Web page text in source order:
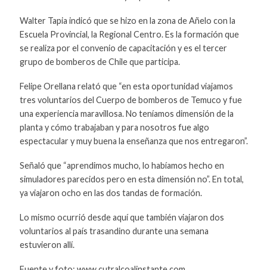
Walter Tapia indicó que se hizo en la zona de Añelo con la
Escuela Provincial, la Regional Centro. Es la formación que
se realiza por el convenio de capacitación y es el tercer
grupo de bomberos de Chile que participa.
Felipe Orellana relató que “en esta oportunidad viajamos
tres voluntarios del Cuerpo de bomberos de Temuco y fue
una experiencia maravillosa. No teníamos dimensión de la
planta y cómo trabajaban y para nosotros fue algo
espectacular y muy buena la enseñanza que nos entregaron”.
Señaló que “aprendimos mucho, lo habíamos hecho en
simuladores parecidos pero en esta dimensión no”. En total,
ya viajaron ocho en las dos tandas de formación.
Lo mismo ocurrió desde aquí que también viajaron dos
voluntarios al país trasandino durante una semana
estuvieron allí.